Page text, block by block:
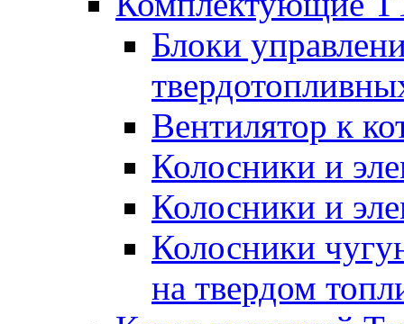
Блоки
Вентилятор к
Колосники и
Колосники и
Колосники
на твердом